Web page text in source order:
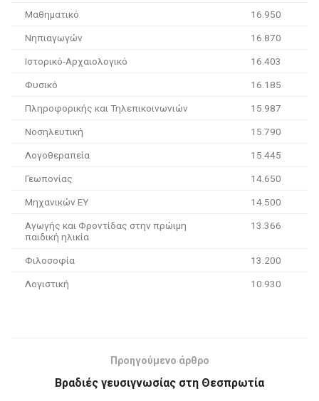
Μαθηματικό 16.950
Νηπιαγωγών 16.870
Ιστορικό-Αρχαιολογικό 16.403
Φυσικό 16.185
Πληροφορικής και Τηλεπικοινωνιών 15.987
Νοσηλευτική 15.790
Λογοθεραπεία 15.445
Γεωπονίας 14.650
Μηχανικών ΕΥ 14.500
Αγωγής και Φροντίδας στην πρώιμη
παιδική ηλικία
13.366
Φιλοσοφία 13.200
Λογιστική 10.930
Προηγούμενο άρθρο
Βραδιές γευσιγνωσίας στη Θεσπρωτία